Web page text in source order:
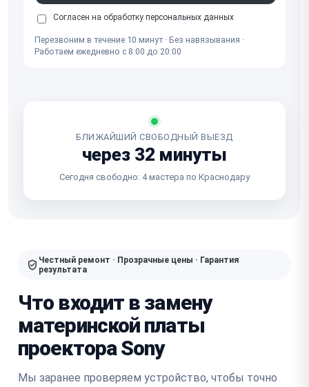
Согласен на обработку персональных данных
Перезвоним в течение 10 минут · Без навязывания ·
Работаем ежедневно с 8:00 до 20:00
БЛИЖАЙШИЙ СВОБОДНЫЙ ВЫЕЗД
через 32 минуты
Сегодня свободно: 4 мастера по Краснодару
Честный ремонт · Прозрачные цены · Гарантия
результата
Что входит в замену
материнской платы
проектора Sony
Мы заранее проверяем устройство, чтобы точно